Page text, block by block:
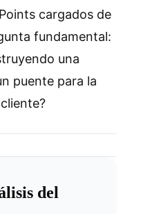
cargados de
fundamental:
una
puente para la
del